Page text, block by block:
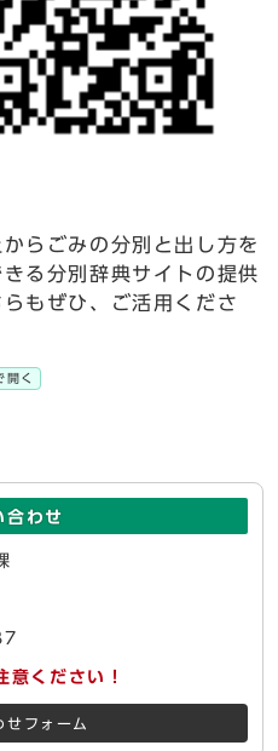
らごみの分別と出し方を
る分別辞典サイトの提供
もぜひ、ご活用くださ
開く
合わせ
意ください！
せフォーム